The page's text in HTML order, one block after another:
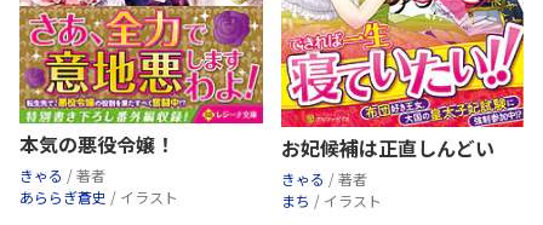
本気の悪役令嬢！
きゃる / 著者
あららぎ蒼史 / イラスト
お妃候補は正直しんどい
きゃる / 著者
まち / イラスト